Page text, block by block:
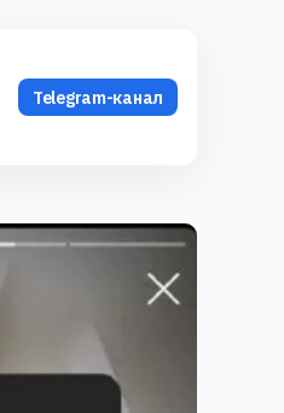
Telegram-канал